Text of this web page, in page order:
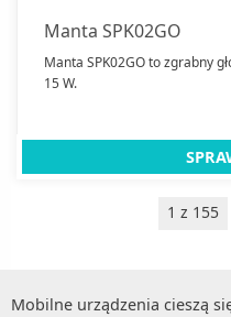
Manta SPK02GO
Manta SPK02GO to zgrabny
15 W.
1 z 155
Mobilne urządzenia cieszą